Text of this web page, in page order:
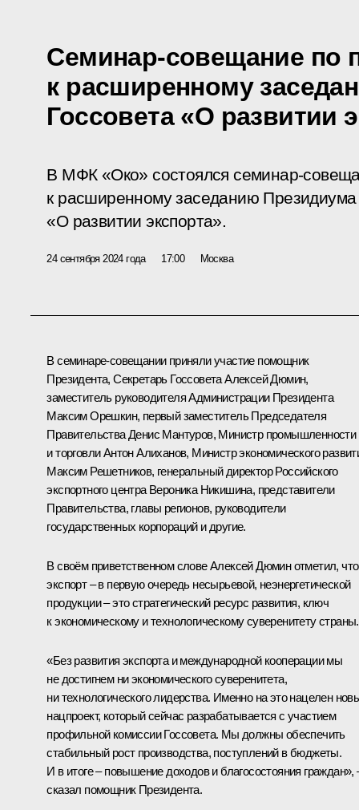
Семинар-совещание по
к расширенному
Госсовета «О развитии
В МФК «Око» состоялся семинар-
к расширенному заседанию Президиума
«О развитии экспорта».
24 сентября 2024 года 17:00 Москва
В семинаре-совещании приняли участие помощник
Президента, Секретарь ГоссоветаАлексей Дюмин,
заместитель руководителя Администрации Президента
Максим Орешкин, первый заместитель Председателя
ПравительстваДенис Мантуров, Министр промышленности
и торговлиАнтон Алиханов, Министр экономического
Максим Решетников, генеральный директор Российского
экспортного центра Вероника Никишина, представители
Правительства, главы регионов, руководители
государственных корпораций и другие.
В своём приветственном слове Алексей Дюмин отметил, что
экспорт – в первую очередь несырьевой, неэнергетической
продукции – это стратегический ресурс развития, ключ
к экономическому и технологическому суверенитету страны.
«Без развития экспорта и международной кооперации мы
не достигнем ни экономического суверенитета,
ни технологического лидерства. Именно на это нацелен
нацпроект, который сейчас разрабатывается с участием
профильной комиссии Госсовета. Мы должны обеспечить
стабильный рост производства, поступлений в бюджеты.
И в итоге – повышение доходов и благосостояния граждан»,
сказал помощник Президента.